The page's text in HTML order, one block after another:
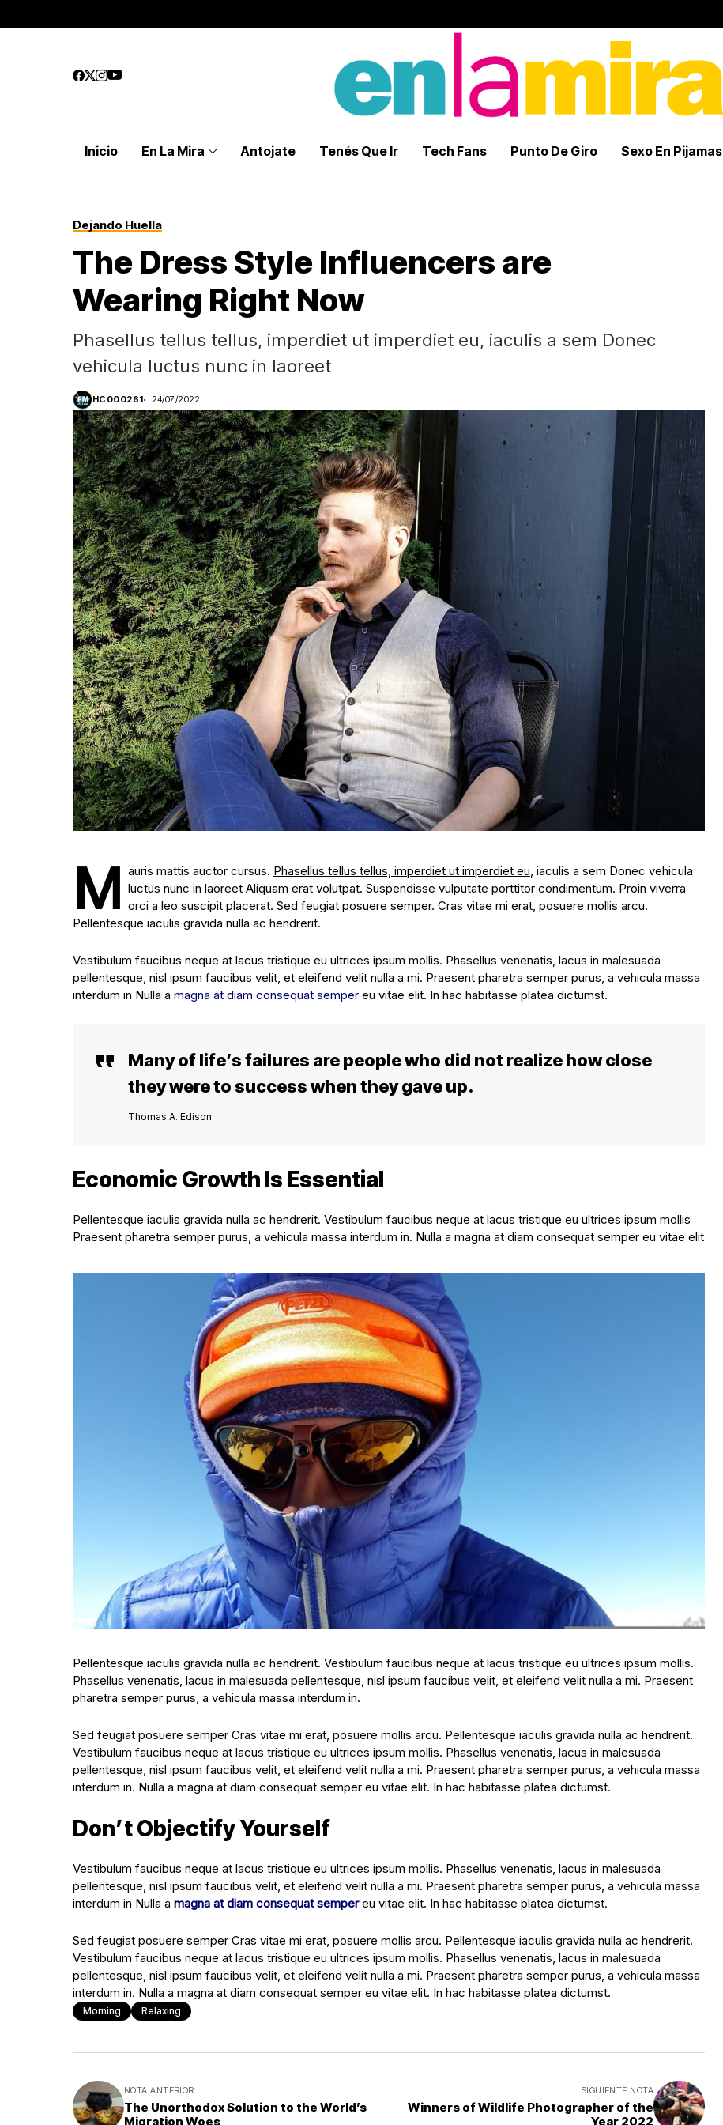
Inicio En La Mira Antojate Tenés Que Ir Tech Fans Punto De Giro Sexo En Pijamas
Dejando Huella
The Dress Style Influencers are
Wearing Right Now
Phasellus tellus tellus, imperdiet ut imperdiet eu, iaculis a sem Donec
vehicula luctus nunc in laoreet
HC000261 24/07/2022
M auris mattis auctor cursus. Phasellus tellus tellus, imperdiet ut imperdiet eu, iaculis a sem Donec vehicula
luctus nunc in laoreet Aliquam erat volutpat. Suspendisse vulputate porttitor condimentum. Proin viverra
orci a leo suscipit placerat. Sed feugiat posuere semper. Cras vitae mi erat, posuere mollis arcu.
Pellentesque iaculis gravida nulla ac hendrerit.
Vestibulum faucibus neque at lacus tristique eu ultrices ipsum mollis. Phasellus venenatis, lacus in malesuada
pellentesque, nisl ipsum faucibus velit, et eleifend velit nulla a mi. Praesent pharetra semper purus, a vehicula massa
interdum in Nulla a magna at diam consequat semper eu vitae elit. In hac habitasse platea dictumst.
Many of life’s failures are people who did not realize how close
they were to success when they gave up.
Thomas A. Edison
Economic Growth Is Essential
Pellentesque iaculis gravida nulla ac hendrerit. Vestibulum faucibus neque at lacus tristique eu ultrices ipsum mollis
Praesent pharetra semper purus, a vehicula massa interdum in. Nulla a magna at diam consequat semper eu vitae elit
Pellentesque iaculis gravida nulla ac hendrerit. Vestibulum faucibus neque at lacus tristique eu ultrices ipsum mollis.
Phasellus venenatis, lacus in malesuada pellentesque, nisl ipsum faucibus velit, et eleifend velit nulla a mi. Praesent
pharetra semper purus, a vehicula massa interdum in.
Sed feugiat posuere semper Cras vitae mi erat, posuere mollis arcu. Pellentesque iaculis gravida nulla ac hendrerit.
Vestibulum faucibus neque at lacus tristique eu ultrices ipsum mollis. Phasellus venenatis, lacus in malesuada
pellentesque, nisl ipsum faucibus velit, et eleifend velit nulla a mi. Praesent pharetra semper purus, a vehicula massa
interdum in. Nulla a magna at diam consequat semper eu vitae elit. In hac habitasse platea dictumst.
Don’t Objectify Yourself
Vestibulum faucibus neque at lacus tristique eu ultrices ipsum mollis. Phasellus venenatis, lacus in malesuada
pellentesque, nisl ipsum faucibus velit, et eleifend velit nulla a mi. Praesent pharetra semper purus, a vehicula massa
interdum in Nulla a magna at diam consequat sempereu vitae elit. In hac habitasse platea dictumst.
Sed feugiat posuere semper Cras vitae mi erat, posuere mollis arcu. Pellentesque iaculis gravida nulla ac hendrerit.
Vestibulum faucibus neque at lacus tristique eu ultrices ipsum mollis. Phasellus venenatis, lacus in malesuada
pellentesque, nisl ipsum faucibus velit, et eleifend velit nulla a mi. Praesent pharetra semper purus, a vehicula massa
interdum in. Nulla a magna at diam consequat semper eu vitae elit. In hac habitasse platea dictumst.
Morning Relaxing
NOTA ANTERIOR
The Unorthodox Solution to the World’s
Migration Woes
SIGUIENTE NOTA
Winners of Wildlife Photographer of the
Year 2022